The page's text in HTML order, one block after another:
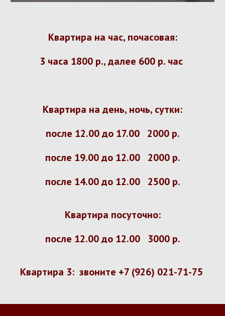
Квартира на час, почасовая:
3 часа 1800 р., далее 600 р. час
Квартира на день, ночь, сутки:
после 12.00 до 17.00 2000 р.
после 19.00 до 12.00 2000 р.
после 14.00 до 12.00 2500 р.
Квартира посуточно:
после 12.00 до 12.00 3000 р.
Квартира 3: звоните +7 (926) 021-71-75